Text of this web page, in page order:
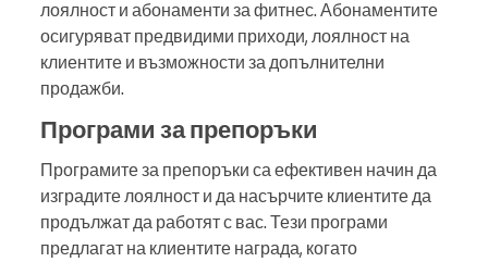
лоялност и абонаменти за фитнес. Абонаментите
осигуряват предвидими приходи, лоялност на
клиентите и възможности за допълнителни
продажби.
Програми за препоръки
Програмите за препоръки са ефективен начин да
изградите лоялност и да насърчите клиентите да
продължат да работят с вас. Тези програми
предлагат на клиентите награда, когато